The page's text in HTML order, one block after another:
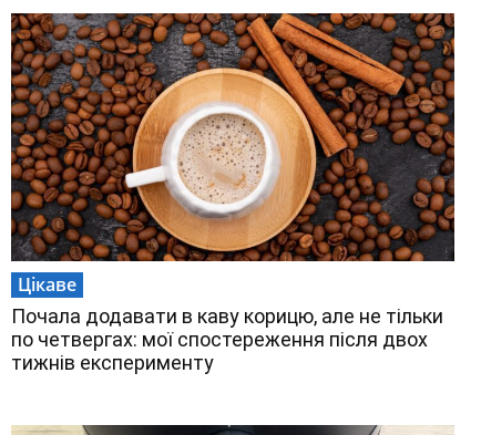
Цікаве
Почала додавати в каву корицю, але не тільки
по четвергах: мої спостереження після двох
тижнів експерименту